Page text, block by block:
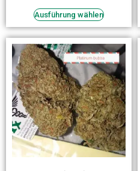
Ausführung wählen